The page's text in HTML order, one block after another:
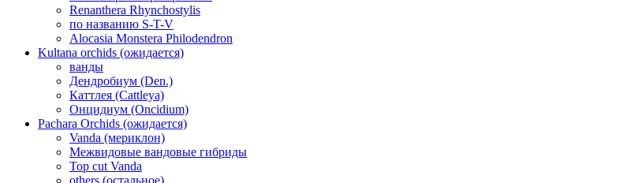
Renanthera Rhynchostylis
по названию S-T-V
Alocasia Monstera Philodendron
Kultana orchids (ожидается)
ванды
Дендробиум (Den.)
Каттлея (Cattleya)
Онцидиум (Oncidium)
Pachara Orchids (ожидается)
Vanda (мериклон)
Межвидовые вандовые гибриды
Top cut Vanda
others (остальное)